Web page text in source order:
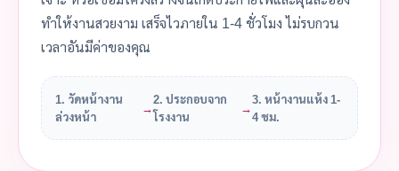
ทำให้งานสวยงาม เสร็จไวภายใน 1-4 ชั่วโมง ไม่รบกวน
เวลาอันมีค่าของคุณ
1. วัดหน้างาน
ล่วงหน้า
→
2. ประกอบจาก
โรงงาน
→
3. หน้างานแห้ง 1-
4 ชม.